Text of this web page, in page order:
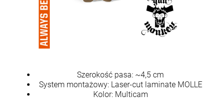
Szerokość pasa: ~4,5 cm
System montażowy: Laser-cut laminate MOLLE
Kolor: Multicam